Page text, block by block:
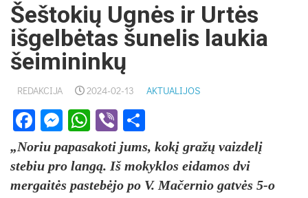
Šeštokių Ugnės ir Urtės
išgelbėtas šunelis laukia
šeimininkų
REDAKCIJA 2024-02-13 AKTUALIJOS
Facebook
Messenger
WhatsApp
Viber
„Noriu papasakoti jums, kokį gražų vaizdelį
stebiu pro langą. Iš mokyklos eidamos dvi
mergaitės pastebėjo po V. Mačernio gatvės 5-o